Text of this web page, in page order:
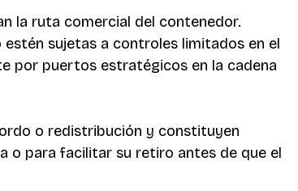
la ruta comercial del contenedor.
estén sujetas a controles limitados en el
por puertos estratégicos en la cadena
o redistribución y constituyen
o para facilitar su retiro antes de que el